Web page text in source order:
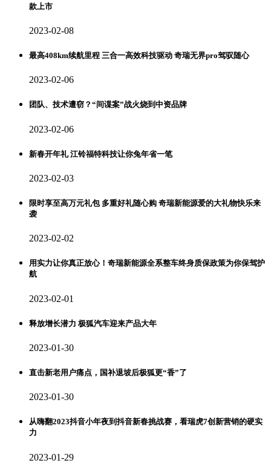
款上市
2023-02-08
最高408km续航里程 三合一高效科技驱动 奇瑞无界pro驾驭随心
2023-02-06
团队、技术遭窃？“间谍案”战火烧到中资品牌
2023-02-06
新春开年礼 江铃福特科技让你兔年省一笔
2023-02-03
限时享至高万元礼包 多重好礼随心购 奇瑞新能源爱的大礼物快乐来
袭
2023-02-02
用实力让你真正放心！奇瑞新能源全系整车终身质保政策为你保驾护
航
2023-02-01
释放增长潜力 极狐汽车迎来产品大年
2023-01-30
直击新老用户痛点，国补退坡后极狐更“香”了
2023-01-30
从嗨翻2023抖音小年夜到抖音新春挑战赛，看瑞虎7创新营销的硬实
力
2023-01-29